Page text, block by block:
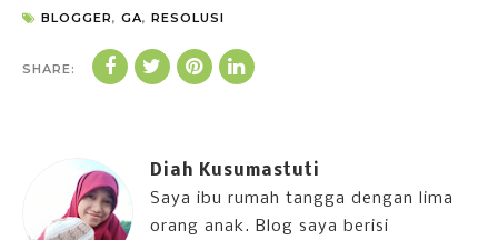
BLOGGER, GA, RESOLUSI
SHARE:
Diah Kusumastuti
Saya ibu rumah tangga dengan lima
orang anak. Blog saya berisi